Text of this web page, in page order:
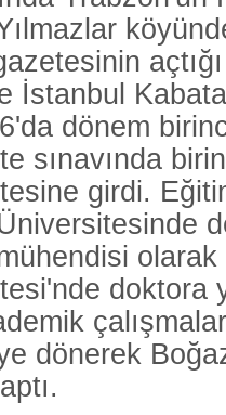
İstanbul
dönem
sınavında
girdi.
doktora
dönerek